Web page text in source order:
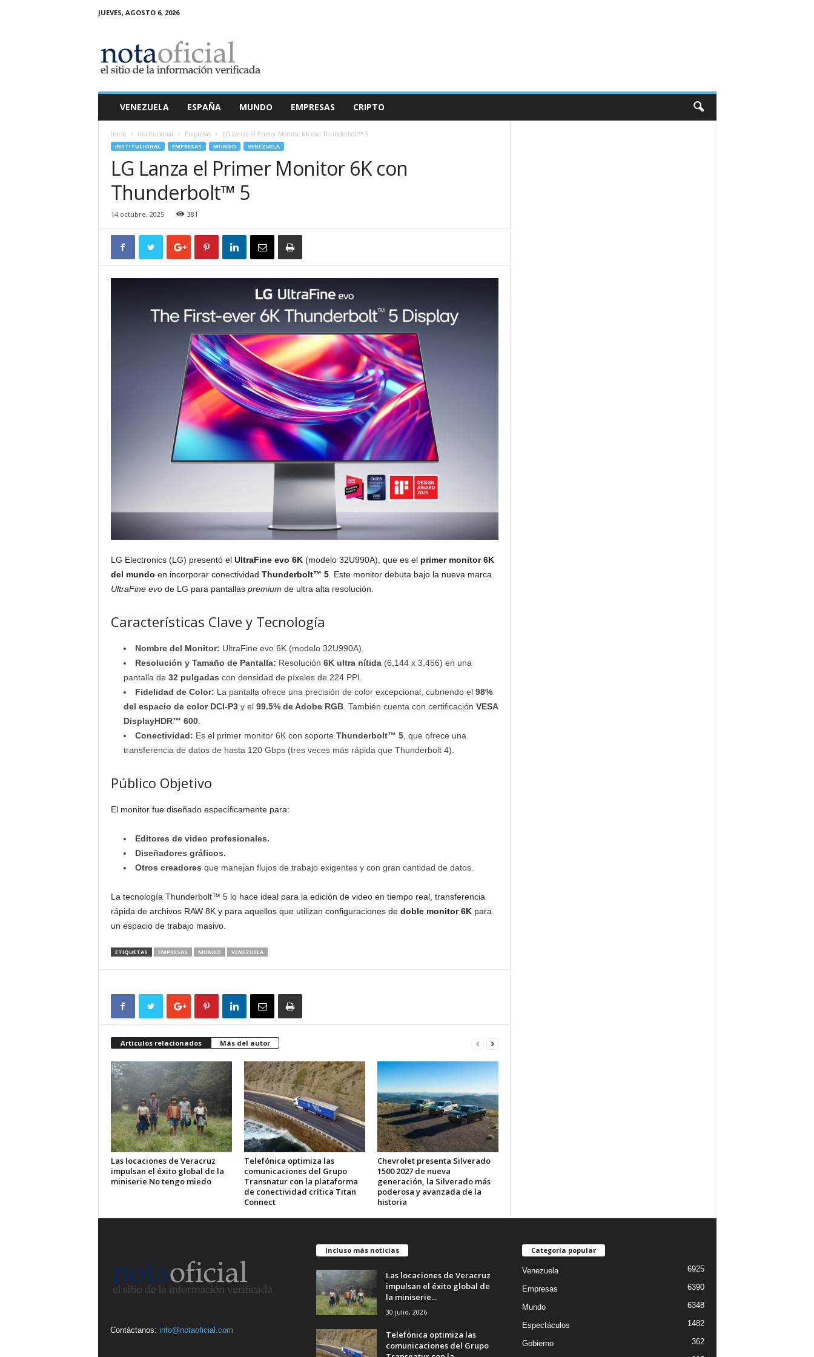
JUEVES, AGOSTO 6, 2026
a
O
VENEZUELA ESPAÑA MUNDO EMPRESAS CRIPTO
Inicio Institucional Empresas LG Lanza el Primer Monitor 6K con Thunderbolt™ 5
INSTITUCIONAL EMPRESAS MUNDO VENEZUELA
LG Lanza el Primer Monitor 6K con
Thunderbolt™ 5
14 octubre, 2025 381
LG Electronics (LG) presentó el UltraFine evo 6K(modelo 32U990A), que es el primer monitor 6K
del mundo en incorporar conectividad Thunderbolt™ 5. Este monitor debuta bajo la nueva marca
UltraFine evode LG para pantallas premium de ultra alta resolución.
Características Clave y Tecnología
Nombre del Monitor: UltraFine evo 6K (modelo 32U990A).
Resolución y Tamaño de Pantalla: Resolución 6K ultra nítida(6,144 x 3,456) en una
pantalla de 32 pulgadas con densidad de píxeles de 224 PPI.
Fidelidad de Color: La pantalla ofrece una precisión de color excepcional, cubriendo el 98%
del espacio de color DCI-P3y el 99.5% de Adobe RGB. También cuenta con certificación VESA
DisplayHDR™ 600.
Conectividad: Es el primer monitor 6K con soporte Thunderbolt™ 5, que ofrece una
transferencia de datos de hasta 120 Gbps (tres veces más rápida que Thunderbolt 4).
Público Objetivo
El monitor fue diseñado específicamente para:
Editores de video profesionales.
Diseñadores gráficos.
Otros creadores que manejan flujos de trabajo exigentes y con gran cantidad de datos.
La tecnología Thunderbolt™ 5 lo hace ideal para la edición de video en tiempo real, transferencia
rápida de archivos RAW 8K y para aquellos que utilizan configuraciones de doble monitor 6Kpara
un espacio de trabajo masivo.
ETIQUETAS EMPRESAS MUNDO VENEZUELA
Artículos relacionados Más del autor
Las locaciones de Veracruz
impulsan el éxito global de la
miniserie No tengo miedo
Telefónica optimiza las
comunicaciones del Grupo
Transnatur con la plataforma
de conectividad crítica Titan
Connect
Chevrolet presenta Silverado
1500 2027 de nueva
generación, la Silverado más
poderosa y avanzada de la
historia
Contáctanos: info@notaoficial.com
Incluso más noticias
Las locaciones de Veracruz
impulsan el éxito global de
la miniserie...
30 julio, 2026
Telefónica optimiza las
comunicaciones del Grupo
Categoría popular
Venezuela 6925
Empresas 6390
Mundo 6348
Espectáculos 1482
Gobierno 362